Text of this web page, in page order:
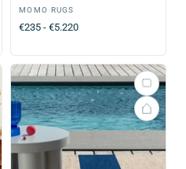
Verkoper:
MOMO RUGS
Normale
€235 - €5.220